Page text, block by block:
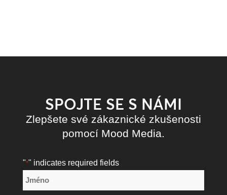
SPOJTE SE S NÁMI
Zlepšete své zákaznické zkušenosti
pomocí Mood Media.
"*" indicates required fields
Název
*